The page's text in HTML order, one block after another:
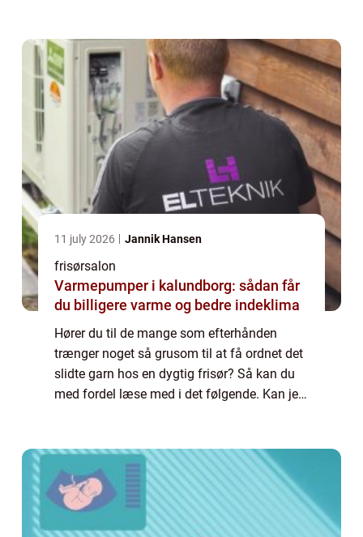
11 july 2026 Jannik Hansen
frisørsalon
Varmepumper i kalundborg: sådan får
du billigere varme og bedre indeklima
Hører du til de mange som efterhånden
trænger noget så grusom til at få ordnet det
slidte garn hos en dygtig frisør? Så kan du
med fordel læse med i det følgende. Kan jeg